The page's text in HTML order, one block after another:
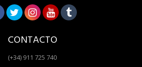
CONTACTO
(+34) 911 725 740